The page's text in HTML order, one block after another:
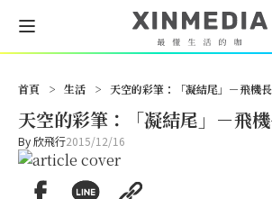
首頁 > 生活 > 天空的彩筆：「凝結尾」－飛機
天空的彩筆：「凝結尾」－飛
By欣飛行2015/12/16